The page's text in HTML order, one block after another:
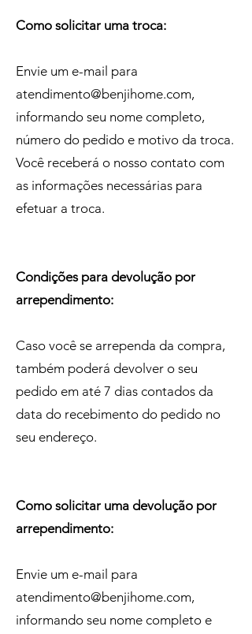
Como solicitar uma troca:
Envie um e-mail para
atendimento@benjihome.com,
informando seu nome completo,
número do pedido e motivo da troca.
Você receberá o nosso contato com
as informações necessárias para
efetuar a troca.
Condições para devolução por
arrependimento:
Caso você se arrependa da compra,
também poderá devolver o seu
pedido em até 7 dias contados da
data do recebimento do pedido no
seu endereço.
Como solicitar uma devolução por
arrependimento:
Envie um e-mail para
atendimento@benjihome.com,
informando seu nome completo e